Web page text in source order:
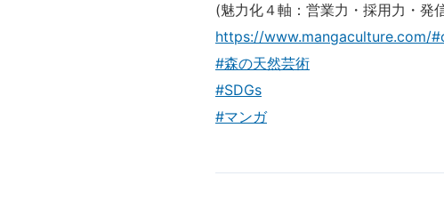
(魅力化４軸：営業力・採用力・発
https://www.mangaculture.com/
#森の天然芸術
#SDGs
#マンガ